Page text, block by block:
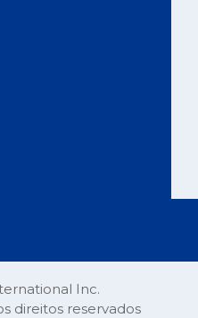
Inc.
direitos reservados